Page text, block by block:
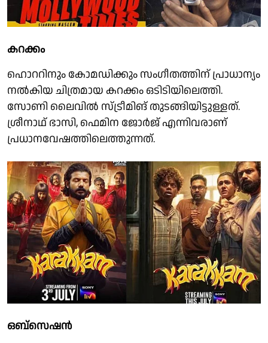
കറക്കം
ഹൊററിനും കോമഡിക്കും സംഗീതത്തിന് പ്രാധാന്യം
നൽകിയ ചിത്രമായ കറക്കം ഒടിടിയിലെത്തി.
സോണി ലൈവിൽ സ്ട്രീമിങ് തുടങ്ങിയിട്ടുള്ളത്.
ശ്രീനാഥ് ഭാസി, ഫെമിന ജോർജ് എന്നിവരാണ്
പ്രധാനവേഷത്തിലെത്തുന്നത്.
ഒബ്സെഷൻ